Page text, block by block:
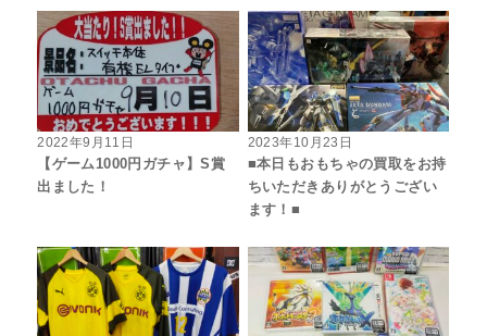
2022年9月11日
【ゲーム1000円ガチャ】S賞
出ました！
2023年10月23日
■本日もおもちゃの買取をお持
ちいただきありがとうござい
ます！■